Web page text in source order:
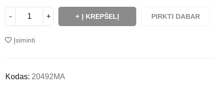
Į KREPŠELĮ PIRKTI DABAR
Įsiminti
Kodas: 20492MA